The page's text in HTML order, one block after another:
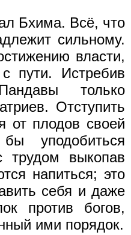
Бхима. Всё, что
сильному.
власти,
пути. Истребив
только
Отступить
от плодов своей
уподобиться
выкопав
напиться; это
себя и даже
против богов,
ими порядок.